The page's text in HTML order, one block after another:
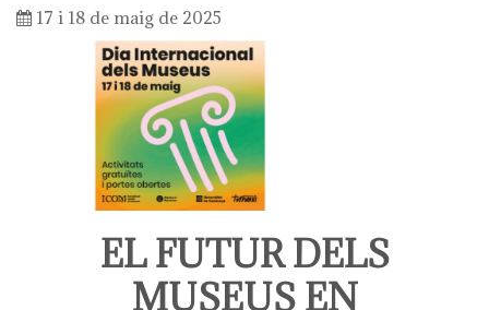
17 i 18 de maig de 2025
EL FUTUR DELS
MUSEUS EN